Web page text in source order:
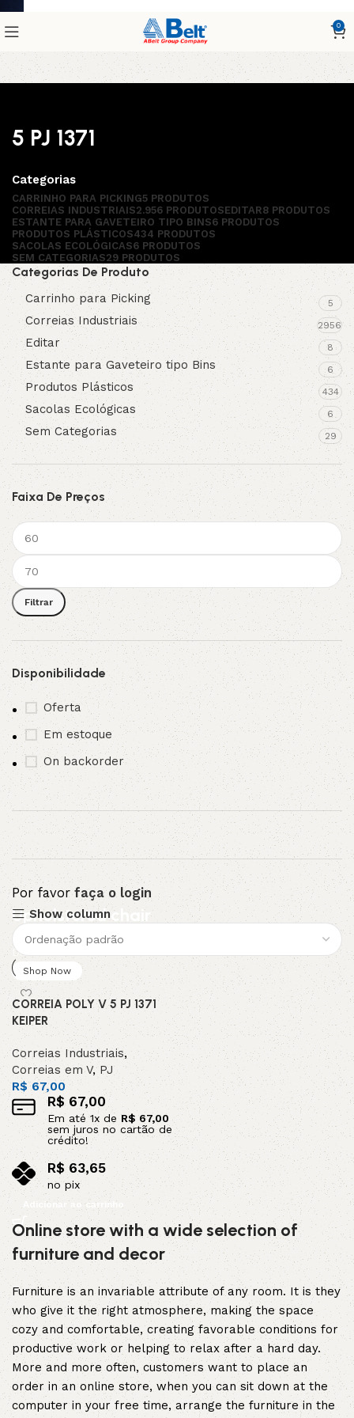
0
5 PJ 1371
Categorias
CARRINHO PARA PICKING5 PRODUTOS
CORREIAS INDUSTRIAIS2.956 PRODUTOSEDITAR8 PRODUTOS
ESTANTE PARA GAVETEIRO TIPO BINS6 PRODUTOS
PRODUTOS PLÁSTICOS434 PRODUTOS
SACOLAS ECOLÓGICAS6 PRODUTOS
SEM CATEGORIAS29 PRODUTOS
Categorias De Produto
Carrinho para Picking 5
Correias Industriais 2956
Editar 8
Estante para Gaveteiro tipo Bins 6
Produtos Plásticos 434
Sacolas Ecológicas 6
Sem Categorias 29
Faixa De Preços
Filtrar
Disponibilidade
Oferta
Em estoque
On backorder
Por favor faça o login
Upholstered chair
Discount 10%
Shop Now
Show column
CORREIA POLY V 5 PJ 1371
KEIPER
Correias Industriais,
Correias em V, PJ
R$67,00
R$67,00
Em até1x de R$ 67,00
sem juros no cartão de
crédito!
R$ 63,65
no pix
Adicionar ao carrinho
Online store with a wide selection of
furniture and decor
Furniture is an invariable attribute of any room. It is they
who give it the right atmosphere, making the space
cozy and comfortable, creating favorable conditions for
productive work or helping to relax after a hard day.
More and more often, customers want to place an
order in an online store, when you can sit down at the
computer in your free time, arrange the furniture in the